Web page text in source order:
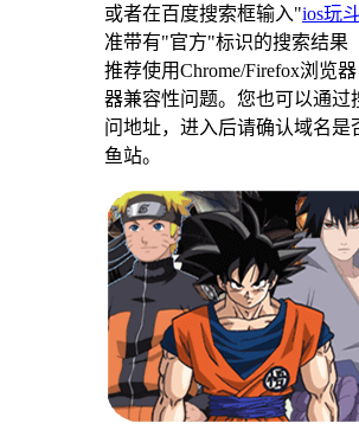
或者在百度搜索框输入"ios玩
准带有"官方"标识的搜索结果
推荐使用Chrome/Firefox浏览
器兼容性问题。您也可以通过
问地址，进入后请确认域名是
鱼站。